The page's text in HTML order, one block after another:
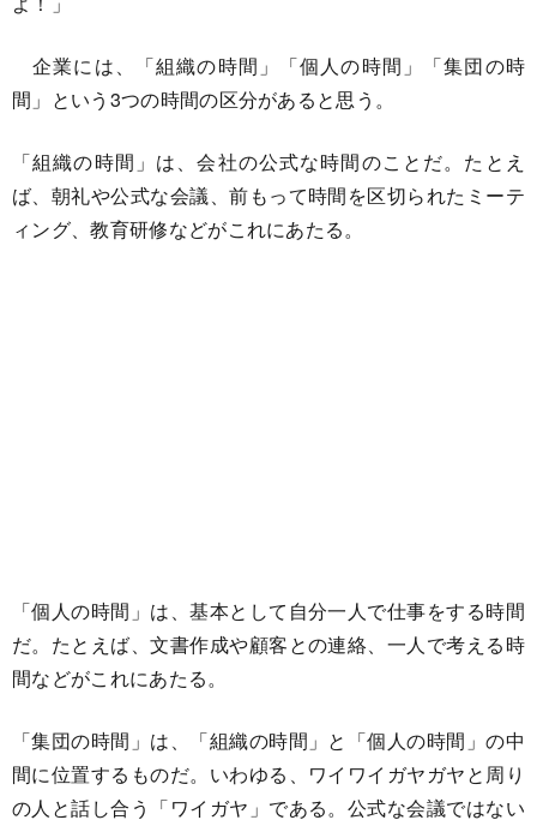
企業には、「組織の時間」「個人の時間」「集団の時
間」という3つの時間の区分があると思う。
「組織の時間」は、会社の公式な時間のことだ。たとえ
ば、朝礼や公式な会議、前もって時間を区切られたミーテ
ィング、教育研修などがこれにあたる。
「個人の時間」は、基本として自分一人で仕事をする時間
だ。たとえば、文書作成や顧客との連絡、一人で考える時
間などがこれにあたる。
「集団の時間」は、「組織の時間」と「個人の時間」の中
間に位置するものだ。いわゆる、ワイワイガヤガヤと周り
の人と話し合う「ワイガヤ」である。公式な会議ではない